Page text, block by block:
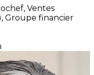
Ventes
Groupe financier